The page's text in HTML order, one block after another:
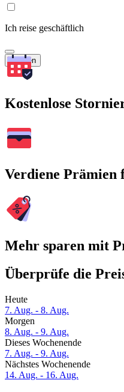
Ich reise geschäftlich
Suchen
Kostenlose
Verdiene Prämien
Mehr sparen mit
Überprüfe die
Heute
7. Aug. - 8. Aug.
Morgen
8. Aug. - 9. Aug.
Dieses Wochenende
7. Aug. - 9. Aug.
Nächstes Wochenende
14. Aug. - 16. Aug.